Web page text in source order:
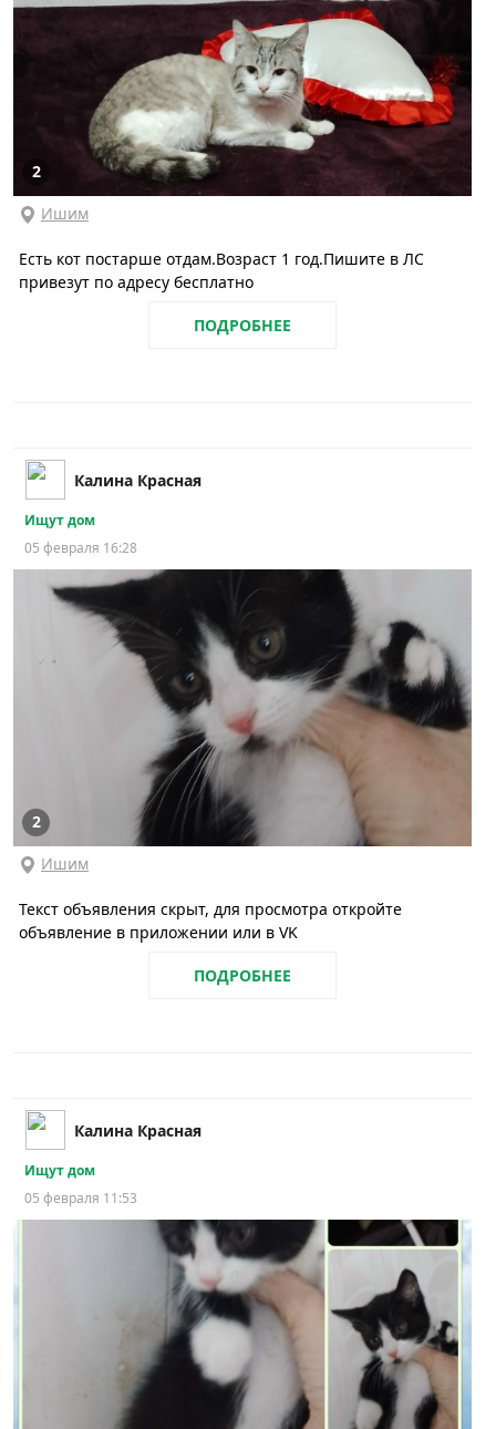
2
Ишим
Есть кот постарше отдам.Возраст 1 год.Пишите в ЛС
привезут по адресу бесплатно
ПОДРОБНЕЕ
Калина Красная
Ищут дом
05 февраля 16:28
2
Ишим
Текст объявления скрыт, для просмотра откройте
объявление в приложении или в VK
ПОДРОБНЕЕ
Калина Красная
Ищут дом
05 февраля 11:53